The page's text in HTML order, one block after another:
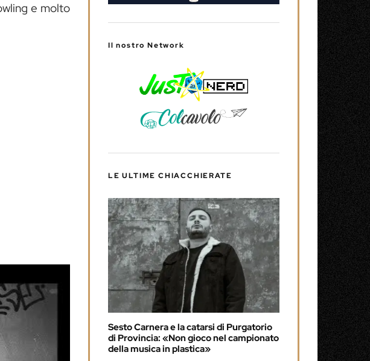
e molto
Il nostro Network
LE ULTIME CHIACCHIERATE
Sesto Carnera e la catarsi di Purgatorio
di Provincia: «Non gioco nel campionato
della musica in plastica»